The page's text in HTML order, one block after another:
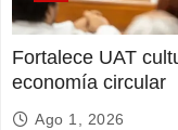
Fortalece UAT
economía circular
Ago 1, 2026